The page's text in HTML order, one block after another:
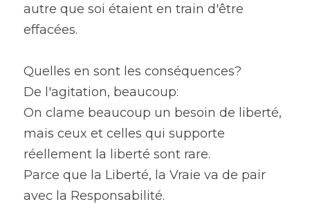
autre que soi étaient en train d'être
effacées.
Quelles en sont les conséquences?
De l'agitation, beaucoup:
On clame beaucoup un besoin de liberté,
mais ceux et celles qui supporte
réellement la liberté sont rare.
Parce que la Liberté, la Vraie va de pair
avec la Responsabilité.